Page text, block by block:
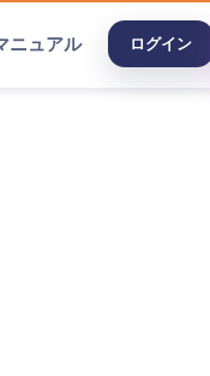
ニュアル ログイン